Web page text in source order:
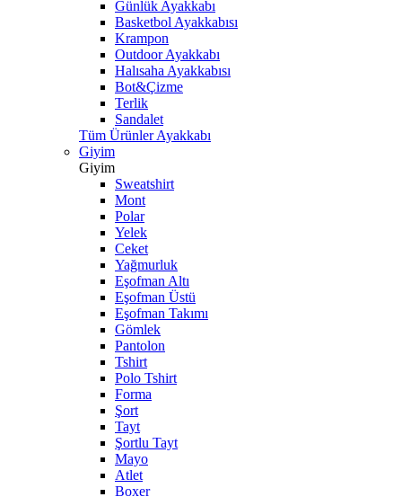
Günlük Ayakkabı
Basketbol Ayakkabısı
Krampon
Outdoor Ayakkabı
Halısaha Ayakkabısı
Bot&Çizme
Terlik
Sandalet
Tüm Ürünler Ayakkabı
Giyim
Giyim
Sweatshirt
Mont
Polar
Yelek
Ceket
Yağmurluk
Eşofman Altı
Eşofman Üstü
Eşofman Takımı
Gömlek
Pantolon
Tshirt
Polo Tshirt
Forma
Şort
Tayt
Şortlu Tayt
Mayo
Atlet
Boxer